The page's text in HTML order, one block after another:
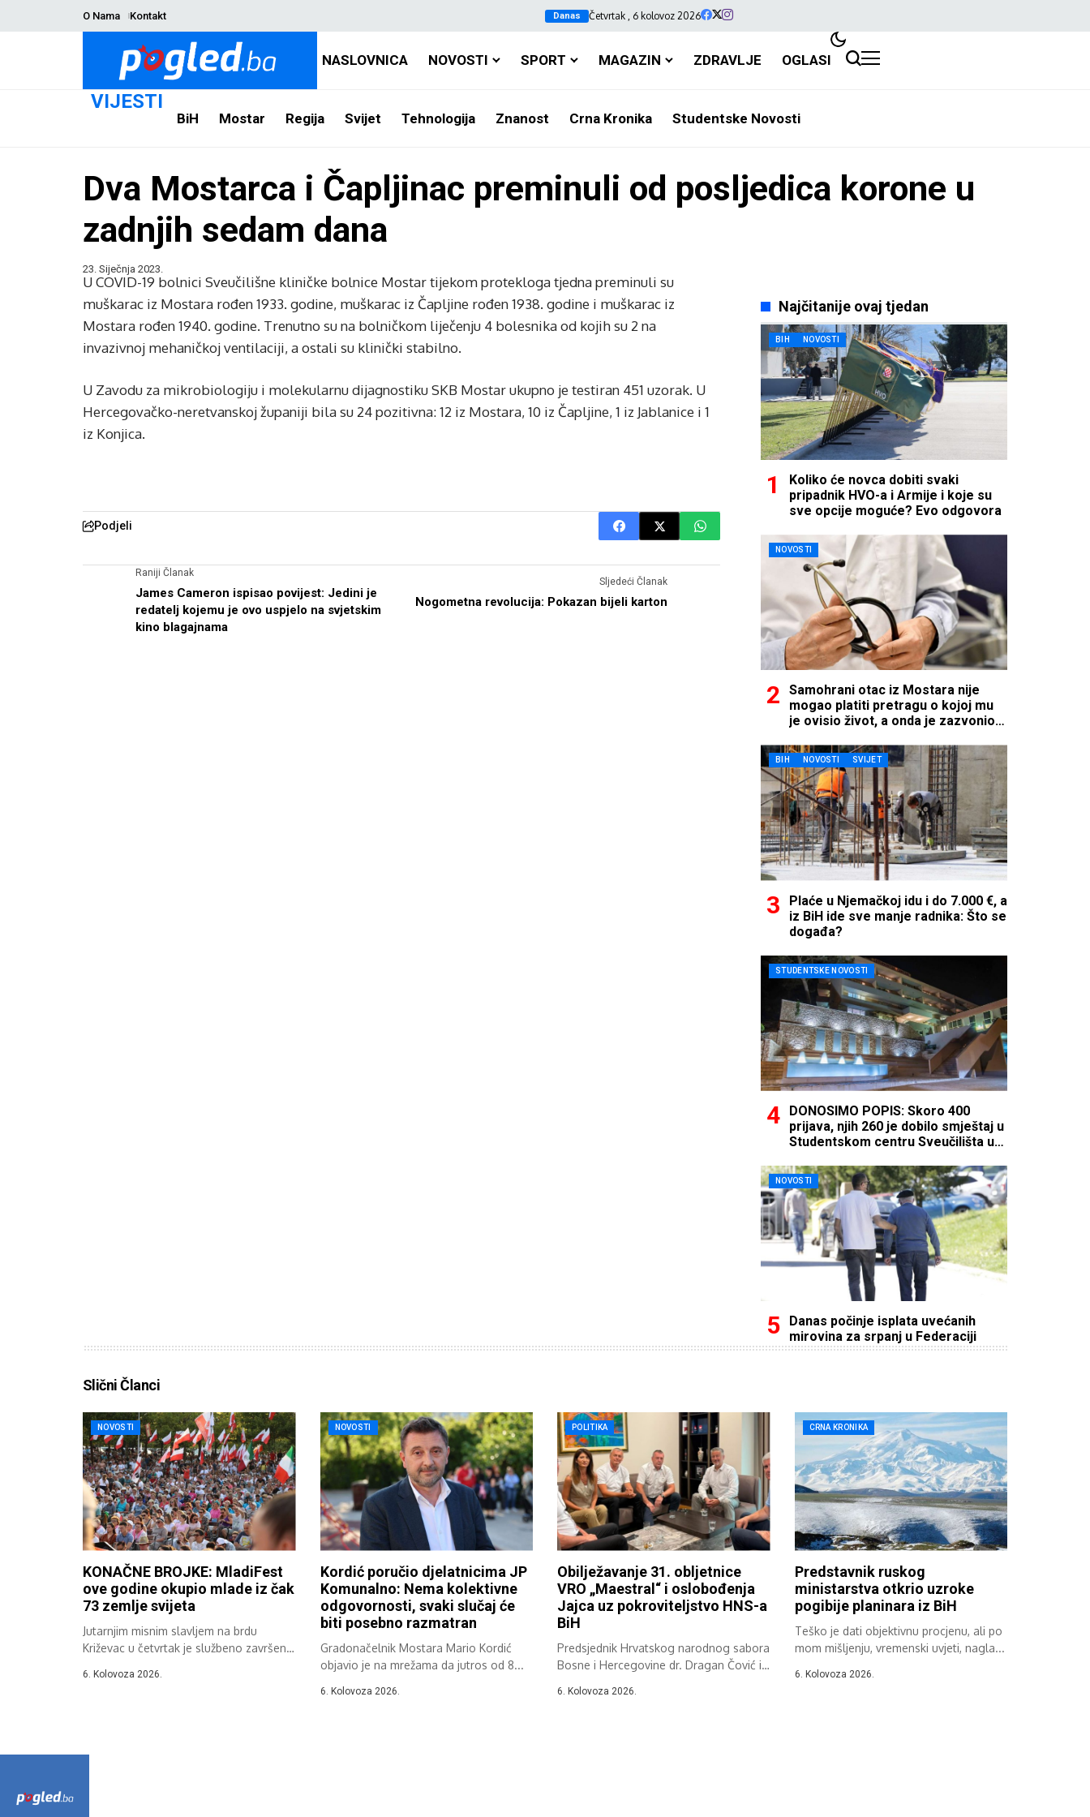
O Nama Kontakt Danas Četvrtak , 6 kolovoz 2026
NASLOVNICA NOVOSTI SPORT MAGAZIN ZDRAVLJE OGLASI
VIJESTI
BiH Mostar Regija Svijet Tehnologija Znanost Crna Kronika Studentske Novosti
Dva Mostarca i Čapljinac preminuli od posljedica korone u
zadnjih sedam dana
23. Siječnja 2023.
U COVID-19 bolnici Sveučilišne kliničke bolnice Mostar tijekom protekloga tjedna preminuli su
muškarac iz Mostara rođen 1933. godine, muškarac iz Čapljine rođen 1938. godine i muškarac iz
Mostara rođen 1940. godine. Trenutno su na bolničkom liječenju 4 bolesnika od kojih su 2 na
invazivnoj mehaničkoj ventilaciji, a ostali su klinički stabilno.
U Zavodu za mikrobiologiju i molekularnu dijagnostiku SKB Mostar ukupno je testiran 451 uzorak. U
Hercegovačko-neretvanskoj županiji bila su 24 pozitivna: 12 iz Mostara, 10 iz Čapljine, 1 iz Jablanice i 1
iz Konjica.
Podjeli
Raniji Članak
James Cameron ispisao povijest: Jedini je
redatelj kojemu je ovo uspjelo na svjetskim
kino blagajnama
Sljedeći Članak
Nogometna revolucija: Pokazan bijeli karton
Najčitanije ovaj tjedan
BIH NOVOSTI
Koliko će novca dobiti svaki
pripadnik HVO-a i Armije i koje su
sve opcije moguće? Evo odgovora
NOVOSTI
Samohrani otac iz Mostara nije
mogao platiti pretragu o kojoj mu
je ovisio život, a onda je zazvonio
BIH NOVOSTI SVIJET
Plaće u Njemačkoj idu i do 7.000 €, a
iz BiH ide sve manje radnika: Što se
događa?
STUDENTSKE NOVOSTI
DONOSIMO POPIS: Skoro 400
prijava, njih 260 je dobilo smještaj u
Studentskom centru Sveučilišta u
NOVOSTI
Danas počinje isplata uvećanih
mirovina za srpanj u Federaciji
Slični Članci
NOVOSTI
KONAČNE BROJKE: MladiFest
ove godine okupio mlade iz čak
73 zemlje svijeta
Jutarnjim misnim slavljem na brdu
Križevac u četvrtak je službeno završen
6. Kolovoza 2026.
NOVOSTI
Kordić poručio djelatnicima JP
Komunalno: Nema kolektivne
odgovornosti, svaki slučaj će
biti posebno razmatran
Gradonačelnik Mostara Mario Kordić
objavio je na mrežama da jutros od 8...
6. Kolovoza 2026.
POLITIKA
Obilježavanje 31. obljetnice
VRO „Maestral“ i oslobođenja
Jajca uz pokroviteljstvo HNS-a
BiH
Predsjednik Hrvatskog narodnog sabora
Bosne i Hercegovine dr. Dragan Čović i
6. Kolovoza 2026.
CRNA KRONIKA
Predstavnik ruskog
ministarstva otkrio uzroke
pogibije planinara iz BiH
Teško je dati objektivnu procjenu, ali po
mom mišljenju, vremenski uvjeti, nagla...
6. Kolovoza 2026.